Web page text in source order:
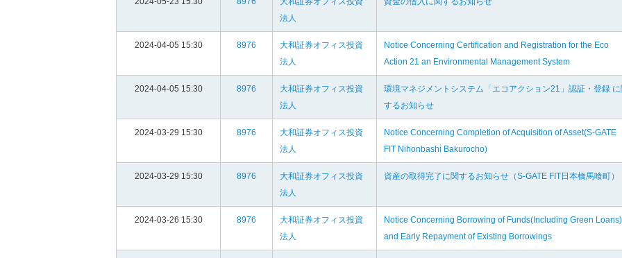
法人
2024-04-05 15:30 8976
大和証券オフィス投資
法人
Notice Concerning Certification and Registration for the Eco
Action 21 an Environmental Management System
2024-04-05 15:30 8976
大和証券オフィス投資
法人
環境マネジメントシステム「エコアクション21」認証・登録
するお知らせ
2024-03-29 15:30 8976
大和証券オフィス投資
法人
Notice Concerning Completion of Acquisition of Asset(S-GATE
FIT Nihonbashi Bakurocho)
2024-03-29 15:30 8976
大和証券オフィス投資
法人
資産の取得完了に関するお知らせ（S-GATE FIT日本橋馬喰町）
2024-03-26 15:30 8976
大和証券オフィス投資
法人
Notice Concerning Borrowing of Funds(Including Green Loans)
and Early Repayment of Existing Borrowings